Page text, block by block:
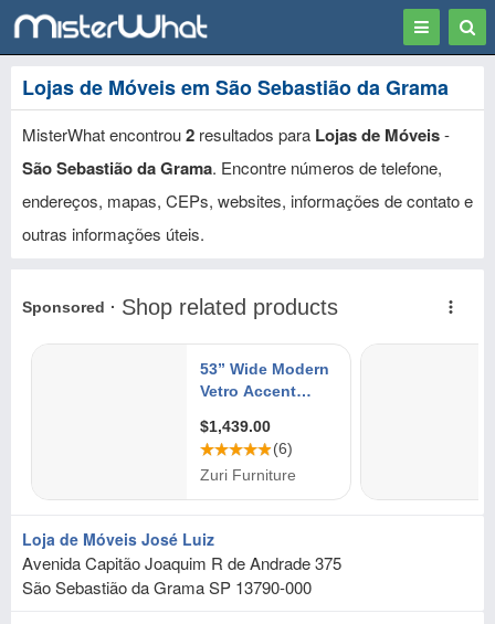
Toggle
Lojas de Móveis em São Sebastião da Grama
MisterWhat encontrou2 resultados para Lojas de Móveis-
São Sebastião da Grama. Encontre números de telefone,
endereços, mapas, CEPs, websites, informações de contato e
outras informações úteis.
Loja de Móveis José Luiz
Avenida Capitão Joaquim R de Andrade 375
São Sebastião da GramaSP 13790-000